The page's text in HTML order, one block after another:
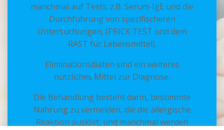
manchmal auf Tests: z.B. Serum-IgE und die
Durchführung von spezifischeren
Untersuchungen, (PRICK TEST und dem
RAST für Lebensmittel).
Eliminationsdiäten sind ein weiteres
nützliches Mittel zur Diagnose.
Die Behandlung besteht darin, bestimmte
Nahrung zu vermeiden, die die allergische
Reaktion auslöst, und manchmal werden